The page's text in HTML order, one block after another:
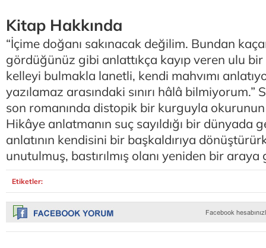
Kitap Hakkında
“İçime doğanı sakınacak değilim. Bundan
gördüğünüz gibi anlattıkça kayıp veren ulu
kelleyi bulmakla lanetli, kendi mahvımı
yazılamaz arasındaki sınırı hâlâ bilmiyorum.”
son romanında distopik bir kurguyla okurunun
Hikâye anlatmanın suç sayıldığı bir dünyada
anlatının kendisini bir başkaldırıya
unutulmuş, bastırılmış olanı yeniden bir
Etiketler: